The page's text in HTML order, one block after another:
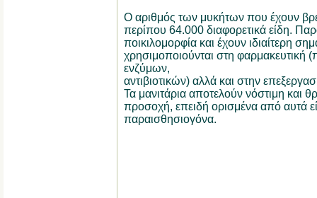
Ο αριθμός των μυκήτων που έχουν
περίπου 64.000 διαφορετικά είδη.
ποικιλομορφία και έχουν ιδιαίτερη
χρησιμοποιούνται στη φαρμακευτική
ενζύμων,
αντιβιοτικών) αλλά και στην
Τα μανιτάρια αποτελούν νόστιμη και
προσοχή, επειδή ορισμένα από αυτά
παραισθησιογόνα.